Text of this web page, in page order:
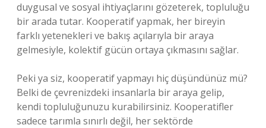
duygusal ve sosyal ihtiyaçlarını gözeterek, topluluğu
bir arada tutar. Kooperatif yapmak, her bireyin
farklı yetenekleri ve bakış açılarıyla bir araya
gelmesiyle, kolektif gücün ortaya çıkmasını sağlar.
Peki ya siz, kooperatif yapmayı hiç düşündünüz mü?
Belki de çevrenizdeki insanlarla bir araya gelip,
kendi topluluğunuzu kurabilirsiniz. Kooperatifler
sadece tarımla sınırlı değil, her sektörde